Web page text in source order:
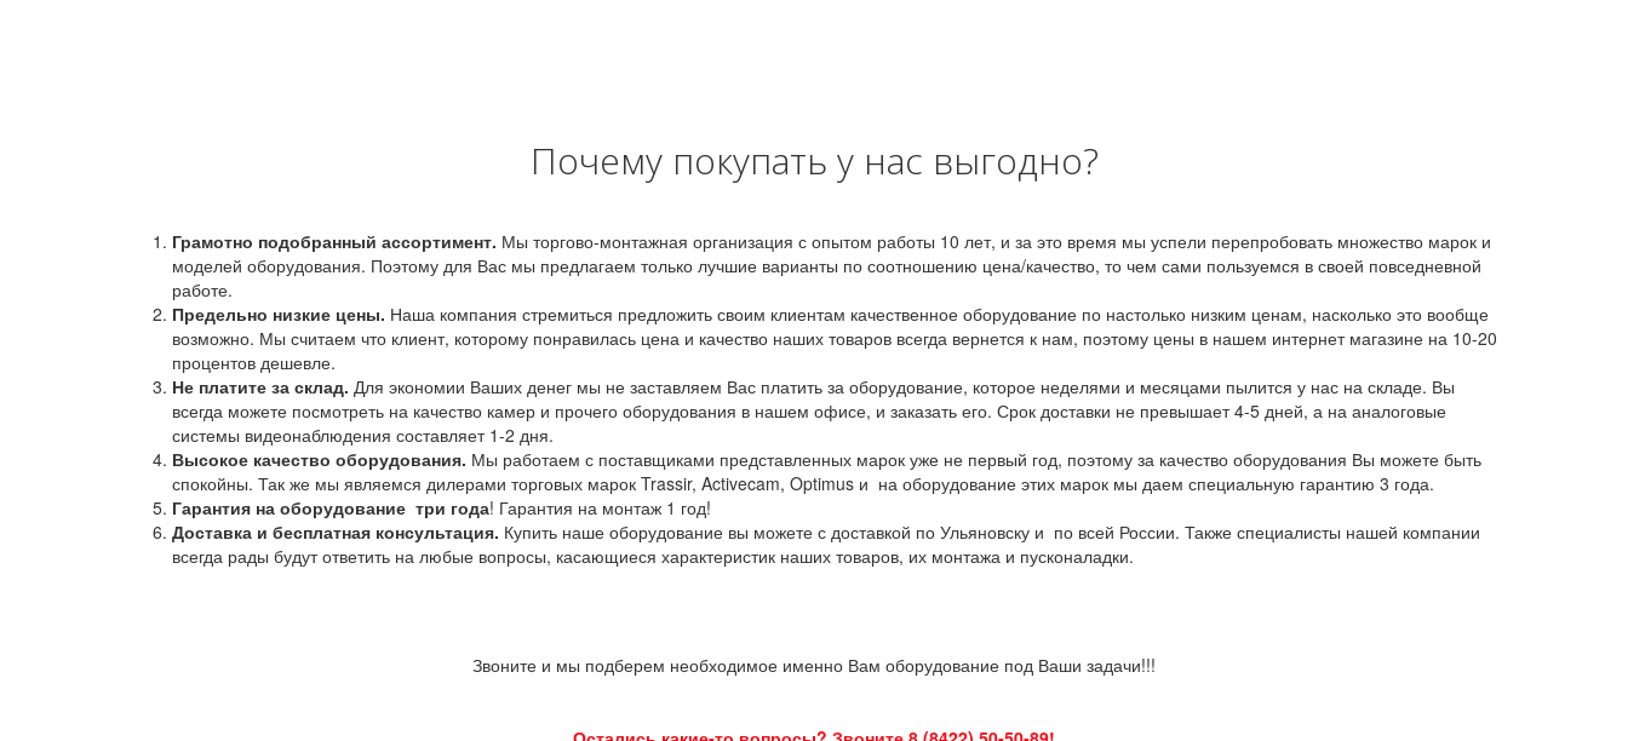
Почему покупать у нас выгодно?
Грамотно подобранный ассортимент. Мы торгово-монтажная организация с опытом работы 10 лет, и за это время мы успели перепробовать множество марок и
моделей оборудования. Поэтому для Вас мы предлагаем только лучшие варианты по соотношению цена/качество, то чем сами пользуемся в своей повседневной
работе.
Предельно низкие цены. Наша компания стремиться предложить своим клиентам качественное оборудование по настолько низким ценам, насколько это вообще
возможно. Мы считаем что клиент, которому понравилась цена и качество наших товаров всегда вернется к нам, поэтому цены в нашем интернет магазине на 10-20
процентов дешевле.
Не платите за склад. Для экономии Ваших денег мы не заставляем Вас платить за оборудование, которое неделями и месяцами пылится у нас на складе. Вы
всегда можете посмотреть на качество камер и прочего оборудования в нашем офисе, и заказать его. Срок доставки не превышает 4-5 дней, а на аналоговые
системы видеонаблюдения составляет 1-2 дня.
Высокое качество оборудования. Мы работаем с поставщиками представленных марок уже не первый год, поэтому за качество оборудования Вы можете быть
спокойны. Так же мы являемся дилерами торговых марок Trassir, Activecam, Optimus и на оборудование этих марок мы даем специальную гарантию 3 года.
Гарантия на оборудование три года! Гарантия на монтаж 1 год!
Доставка и бесплатная консультация. Купить наше оборудование вы можете с доставкой по Ульяновску и по всей России. Также специалисты нашей компании
всегда рады будут ответить на любые вопросы, касающиеся характеристик наших товаров, их монтажа и пусконаладки.
Звоните и мы подберем необходимое именно Вам оборудование под Ваши задачи!!!